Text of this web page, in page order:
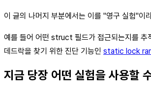
이 글의 나머지 부분에서는 이를 "영구 실험"이
예를 들어 어떤 struct 필드가 접근되는지를 추
데드락을 찾기 위한 진단 기능인 static lock
지금 당장 어떤 실험을 사용할